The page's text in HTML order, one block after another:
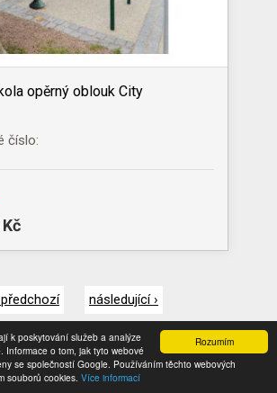
Rozumím
k poskytování služeb a analýze
Informace o tom, jak tyto webové
se společností Google. Používáním těchto webových
souborů cookies. Více informací
opěrný oblouk City
číslo:
předchozí následující ›